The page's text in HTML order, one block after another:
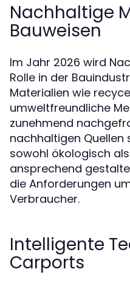
Nachhaltige
Bauweisen
Im Jahr 2026 wird
Rolle in der
Materialien wie
umweltfreundliche
zunehmend
nachhaltigen Quellen
sowohl ökologisch
ansprechend
die Anforderungen
Verbraucher.
Intelligente
Carports